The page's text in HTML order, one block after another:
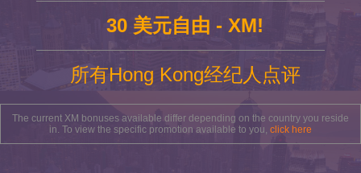
30 美元自由 - XM!
所有Hong Kong经纪人点评
The current XM bonuses available differ depending on the country you reside
in. To view the specific promotion available to you, click here